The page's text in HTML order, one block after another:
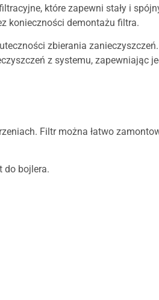
które zapewni stały i
konieczności demontażu filtra.
zbierania zanieczyszczeń.
z systemu, zapewniając
Filtr można łatwo
do bojlera.